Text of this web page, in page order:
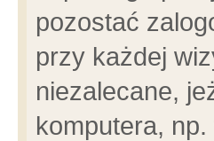
pozostać
przy każdej
niezalecane,
komputera,